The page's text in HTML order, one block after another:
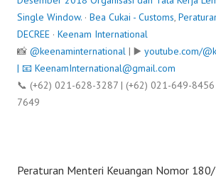
Single Window. · Bea Cukai - Customs,
DECREE · Keenam International
📸 @keenaminternational | ▶️ youtube.com/
| 📧 KeenamInternational@gmail.com
📞 (+62) 021-628-3287 | (+62) 021-649-
7649
Peraturan Menteri Keuangan Nomor